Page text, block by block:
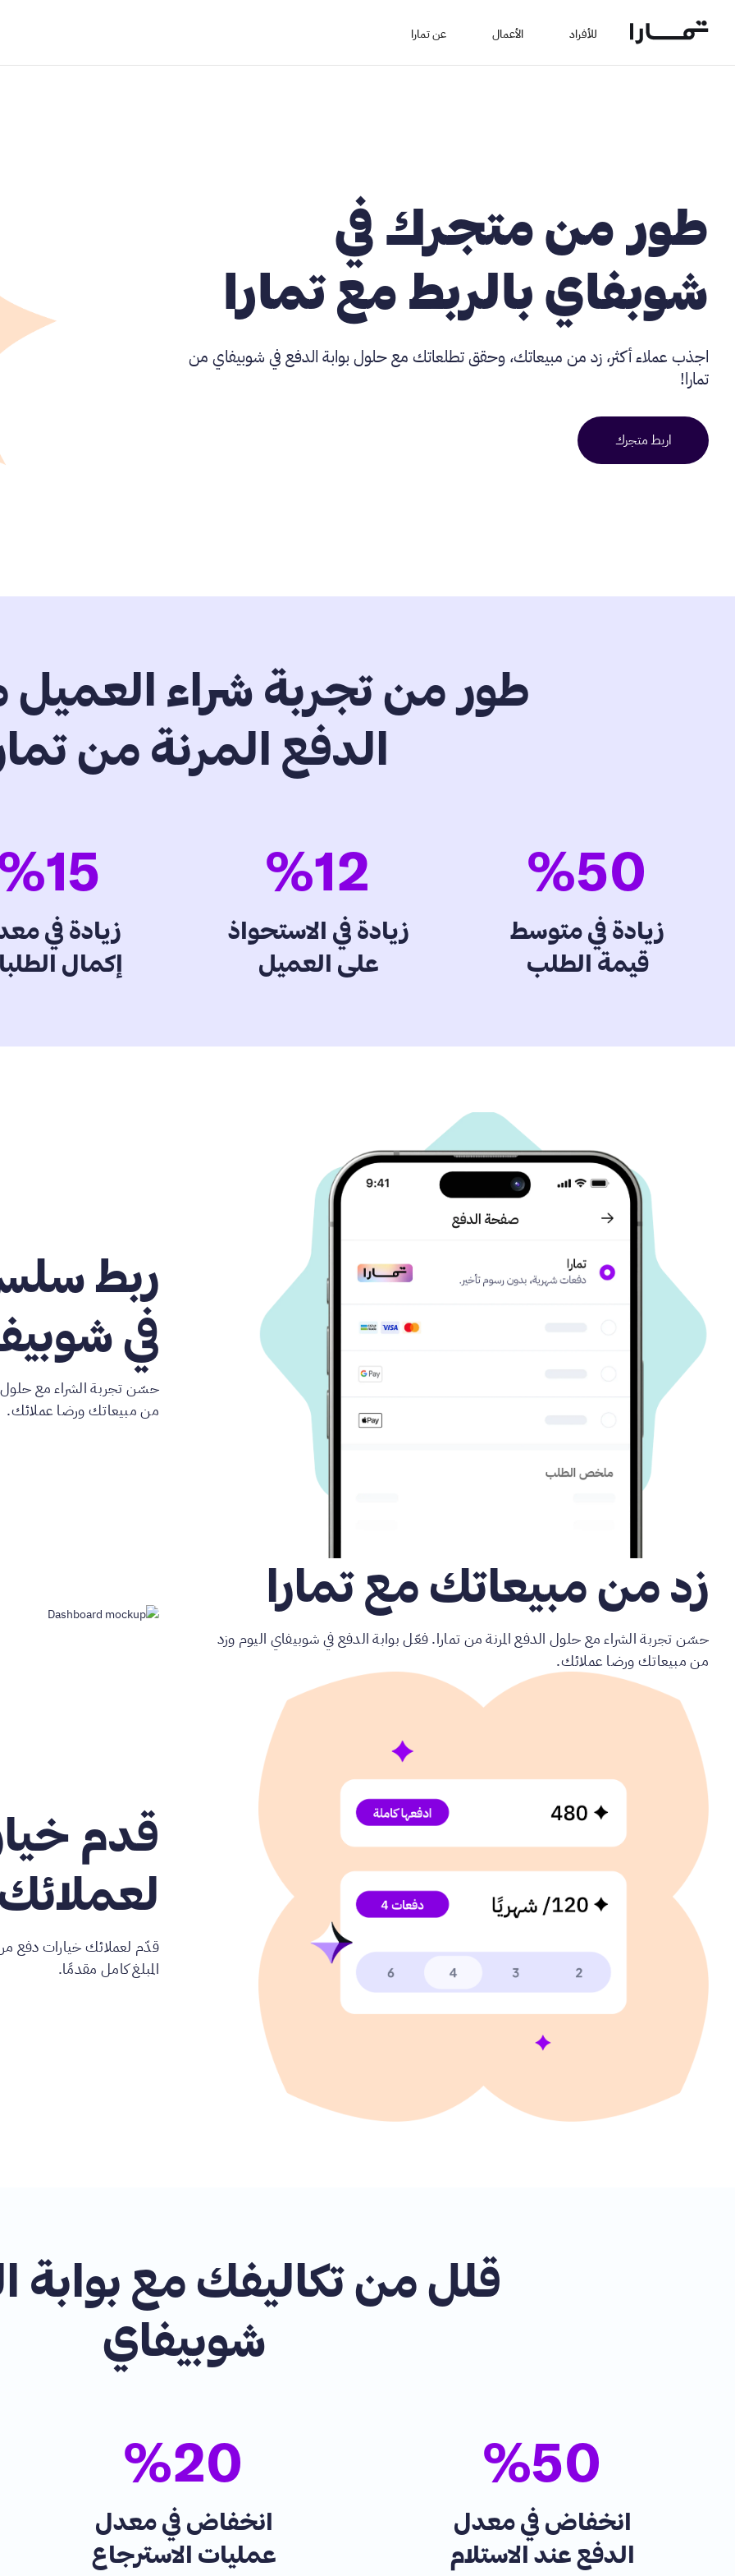
للأفراد الأعمال عن تمارا
طور من متجرك في
شوبفاي بالربط مع تمارا
اجذب عملاء أكثر، زد من مبيعاتك، وحقق تطلعاتك مع حلول بوابة الدفع في شوبيفاي من
تمارا!
اربط متجرك
طور من تجربة شراء
الدفع المرنة من
50
%
زيادة في متوسط
قيمة الطلب
12
%
زيادة في الاستحواذ
على العميل
15
زيادة في
إكمال
ربط
في
حسّن تجربة الشراء مع حلول
من مبيعاتك ورضا عملائك.
زد من مبيعاتك مع تمارا
حسّن تجربة الشراء مع حلول الدفع المرنة من تمارا. فعّل بوابة الدفع في شوبيفاي اليوم وزد
من مبيعاتك ورضا عملائك.
قدم
لعملائك
قدّم لعملائك خيارات دفع
المبلغ كامل مقدمًا.
قلل من تكاليفك مع بوابة
شوبيفاي
50
%
انخفاض في معدل
الدفع عند الاستلام
20
%
انخفاض في معدل
عمليات الاسترجاع